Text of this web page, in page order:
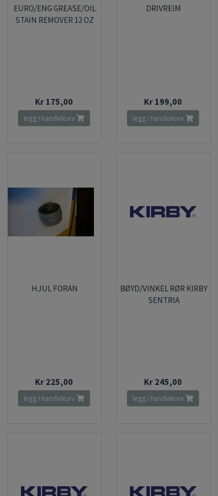
EURO/ENG GREASE/OIL
STAIN REMOVER 12 OZ
Kr 175,00
legg i handlekurv
DRIVREIM
Kr 199,00
legg i handlekurv
HJUL FORAN
Kr 225,00
legg i handlekurv
BØYD/VINKEL RØR KIRBY
SENTRIA
Kr 245,00
legg i handlekurv